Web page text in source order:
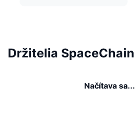
Držitelia SpaceChain
Načítava sa...